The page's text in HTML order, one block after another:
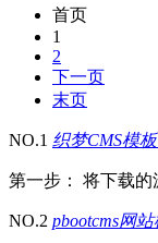
首页
1
2
下一页
末页
NO.1 织梦CMS模
第一步： 将下载
NO.2 pbootcms网